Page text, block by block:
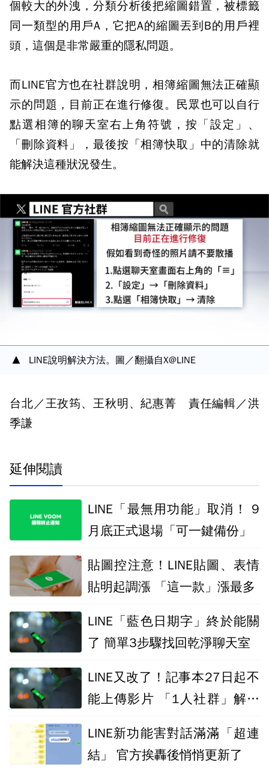
個較大的外洩，分類分析後把縮圖錯置，被標籤
同一類型的用戶A，它把A的縮圖丟到B的用戶裡
頭，這個是非常嚴重的隱私問題。
而LINE官方也在社群說明，相簿縮圖無法正確顯
示的問題，目前正在進行修復。民眾也可以自行
點選相簿的聊天室右上角符號，按「設定」、
「刪除資料」，最後按「相簿快取」中的清除就
能解決這種狀況發生。
LINE說明解決方法。圖／翻攝自X@LINE
台北／王孜筠、王秋明、紀惠菁 責任編輯／洪
季謙
延伸閱讀
LINE「最無用功能」取消！ 9
月底正式退場「可一鍵備份」
貼圖控注意！LINE貼圖、表情
貼明起調漲 「這一款」漲最多
LINE「藍色日期字」終於能關
了 簡單3步驟找回乾淨聊天室
LINE又改了！記事本27日起不
能上傳影片 「1人社群」解法
LINE新功能害對話滿滿「超連
結」 官方挨轟後悄悄更新了